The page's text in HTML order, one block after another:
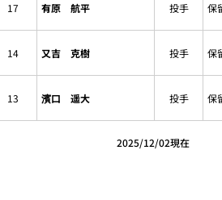
17 有原 航平 投手 保
14 又吉 克樹 投手 保
13 濱口 遥大 投手 保
2025/12/02現在